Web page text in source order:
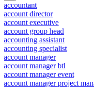
accountant
account director
account executive
account group head
accounting assistant
accounting specialist
account manager
account manager btl
account manager event
account manager project